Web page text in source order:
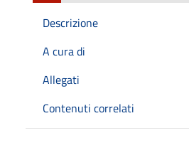
Descrizione
A cura di
Allegati
Contenuti correlati